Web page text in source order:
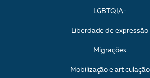
LGBTQIA+
Liberdade de expressão
Migrações
Mobilização e articulação